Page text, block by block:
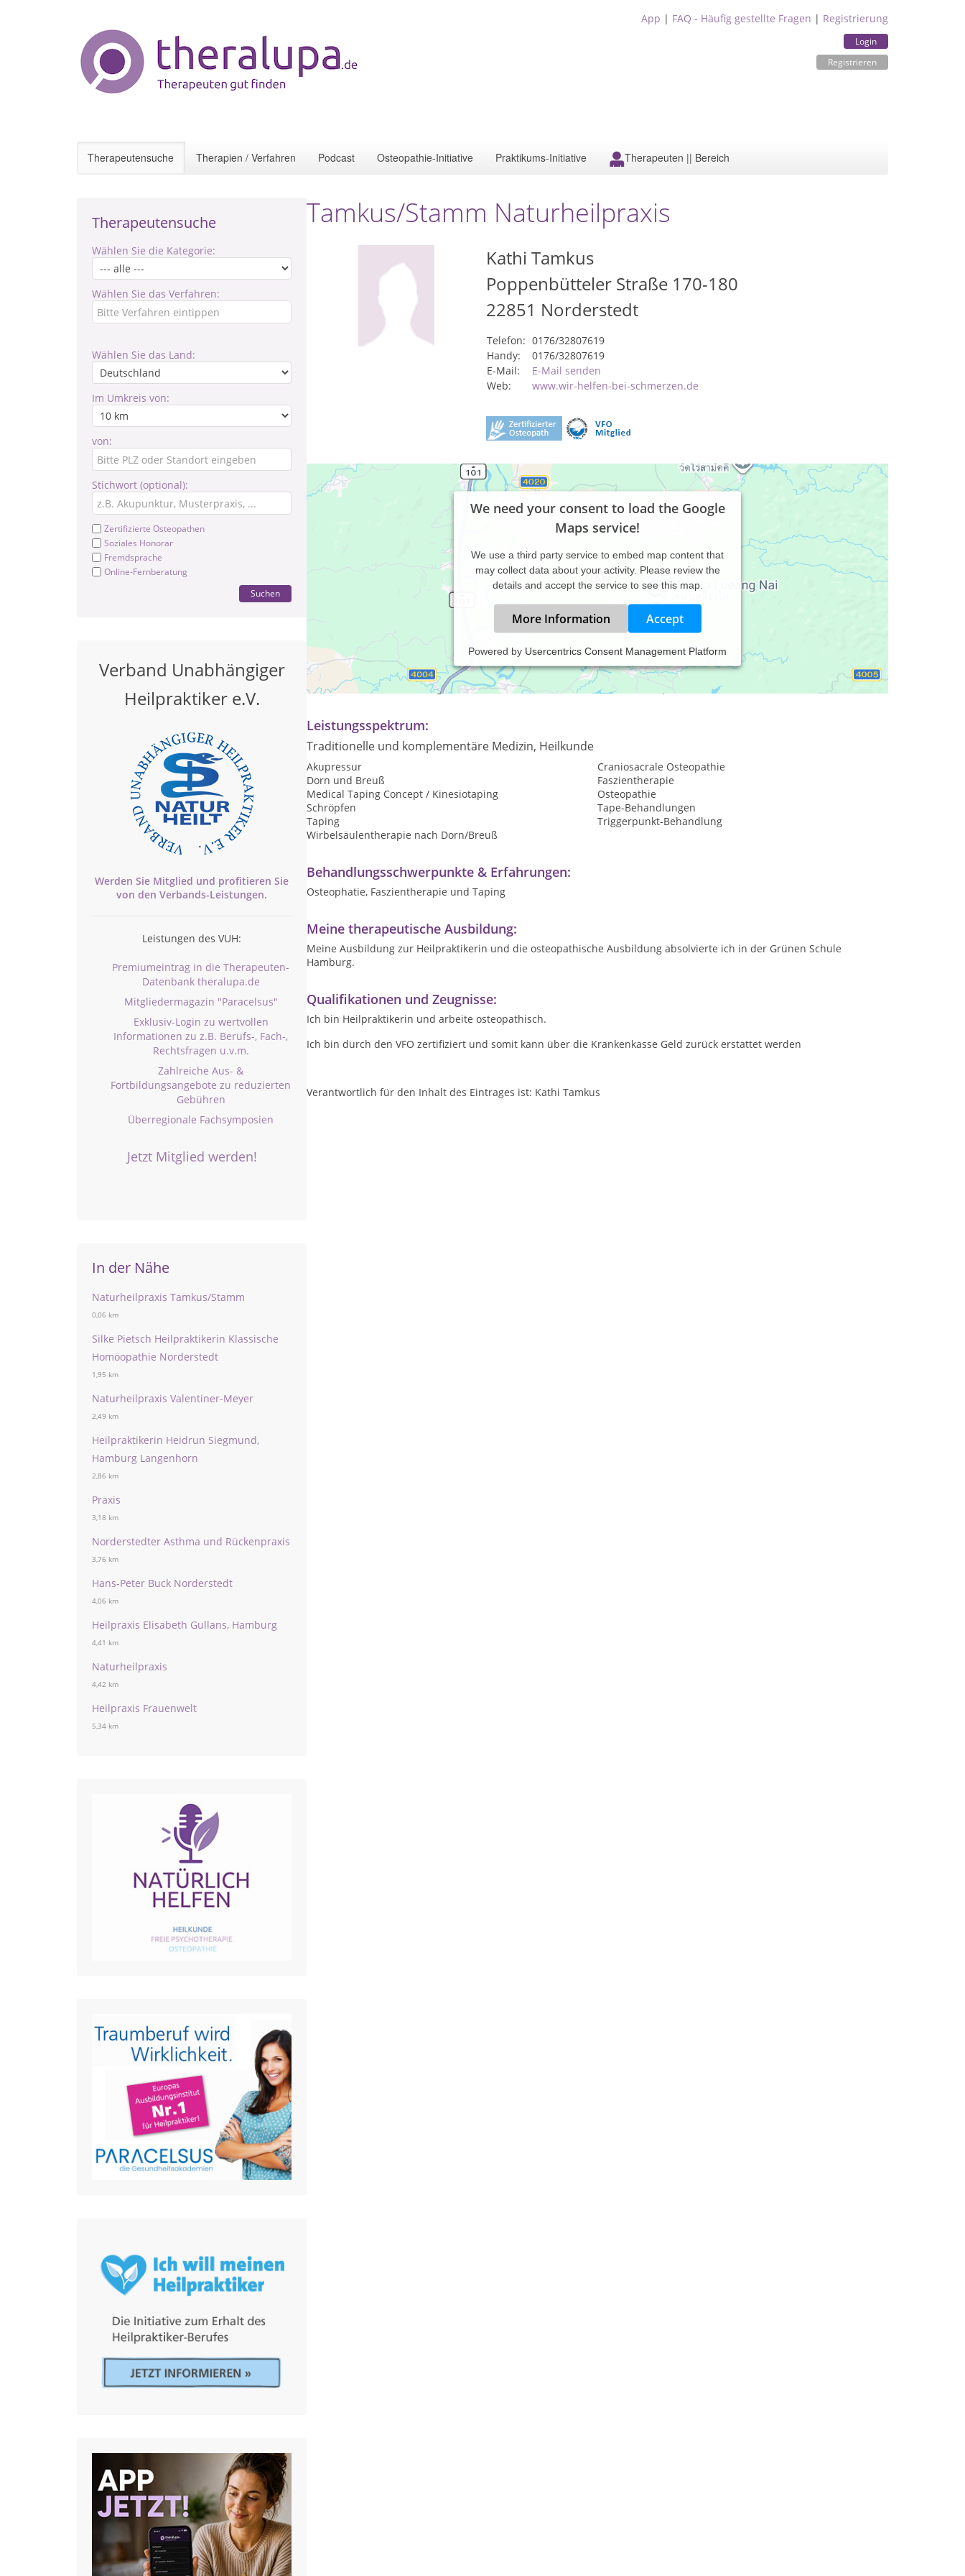
App | FAQ - Häufig gestellte Fragen | Registrierung
Login
Registrieren
Therapeutensuche Therapien / Verfahren Podcast Osteopathie-Initiative Praktikums-Initiative Therapeuten || Bereich
Therapeutensuche
Wählen Sie die Kategorie:
Wählen Sie das Verfahren:
Wählen Sie das Land:
Im Umkreis von:
von:
Stichwort (optional):
Zertifizierte Osteopathen
Soziales Honorar
Fremdsprache
Online-Fernberatung
Suchen
Verband Unabhängiger
Heilpraktiker e.V.
Werden Sie Mitglied und profitieren Sie
von den Verbands-Leistungen.
Leistungen des VUH:
Premiumeintrag in die Therapeuten-
Datenbank theralupa.de
Mitgliedermagazin "Paracelsus"
Exklusiv-Login zu wertvollen
Informationen zu z.B. Berufs-, Fach-,
Rechtsfragen u.v.m.
Zahlreiche Aus- &
Fortbildungsangebote zu reduzierten
Gebühren
Überregionale Fachsymposien
Jetzt Mitglied werden!
In der Nähe
Naturheilpraxis Tamkus/Stamm
0,06 km
Silke Pietsch Heilpraktikerin Klassische
Homöopathie Norderstedt
1,95 km
Naturheilpraxis Valentiner-Meyer
2,49 km
Heilpraktikerin Heidrun Siegmund,
Hamburg Langenhorn
2,86 km
Praxis
3,18 km
Norderstedter Asthma und Rückenpraxis
3,76 km
Hans-Peter Buck Norderstedt
4,06 km
Heilpraxis Elisabeth Gullans, Hamburg
4,41 km
Naturheilpraxis
4,42 km
Heilpraxis Frauenwelt
5,34 km
Tamkus/Stamm Naturheilpraxis
Kathi Tamkus
Poppenbütteler Straße 170-180
22851 Norderstedt
Telefon: 0176/32807619
Handy:
0176/32807619
E-Mail:
E-Mail senden
Web:
www.wir-helfen-bei-schmerzen.de
We need your consent to load the Google
Maps service!
We use a third party service to embed map content that
may collect data about your activity. Please review the
details and accept the service to see this map.
More Information Accept
Powered by Usercentrics Consent Management Platform
Praxiszeiten:
Termine nach Vereinbarung. Auch am Wochenende wird nach Terminabsprache behandelt.
Leistungsspektrum:
Traditionelle und komplementäre Medizin, Heilkunde
Akupressur
Craniosacrale Osteopathie
Dorn und Breuß
Faszientherapie
Medical Taping Concept / Kinesiotaping
Osteopathie
Schröpfen
Tape-Behandlungen
Taping
Triggerpunkt-Behandlung
Wirbelsäulentherapie nach Dorn/Breuß
Behandlungsschwerpunkte & Erfahrungen:
Osteophatie, Faszientherapie und Taping
Meine therapeutische Ausbildung:
Meine Ausbildung zur Heilpraktikerin und die osteopathische Ausbildung absolvierte ich in der Grünen Schule
Hamburg.
Qualifikationen und Zeugnisse:
Ich bin Heilpraktikerin und arbeite osteopathisch.
Ich bin durch den VFO zertifiziert und somit kann über die Krankenkasse Geld zurück erstattet werden
Verantwortlich für den Inhalt des Eintrages ist: Kathi Tamkus